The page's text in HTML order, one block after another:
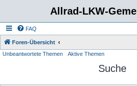
Allrad-LKW-
FAQ
Foren-Übersicht
Unbeantwortete Themen
Aktive Themen
Suche